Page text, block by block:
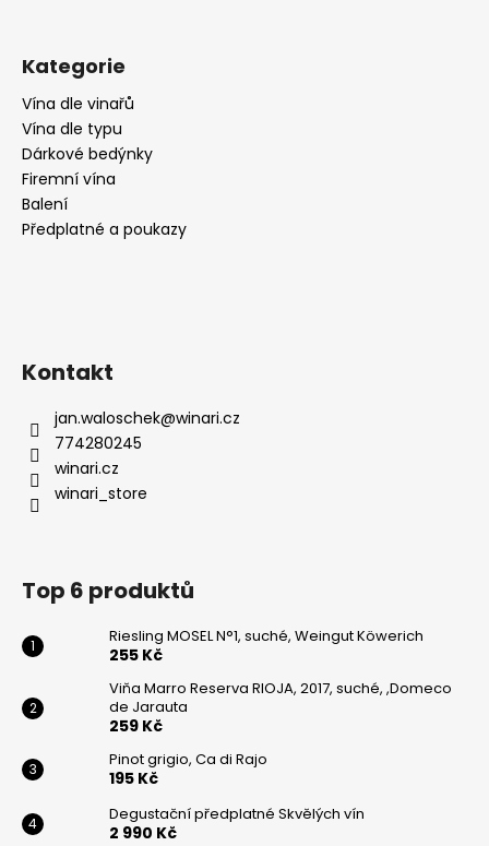
Kategorie
Vína dle vinařů
Vína dle typu
Dárkové bedýnky
Firemní vína
Balení
Předplatné a poukazy
Kontakt
jan.waloschek@winari.cz
774280245
winari.cz
winari_store
Top 6 produktů
Riesling MOSEL N°1, suché, Weingut Köwerich
255 Kč
Viňa Marro Reserva RIOJA, 2017, suché, ,Domeco
de Jarauta
259 Kč
Pinot grigio, Ca di Rajo
195 Kč
Degustační předplatné Skvělých vín
2 990 Kč